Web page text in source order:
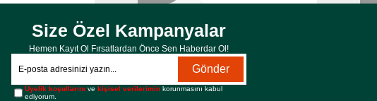
Size Özel Kampanyalar
Hemen Kayıt Ol Fırsatlardan Önce Sen Haberdar Ol!
Gönder
Üyelik koşullarını vekişisel verilerimin korunmasını kabul
ediyorum.